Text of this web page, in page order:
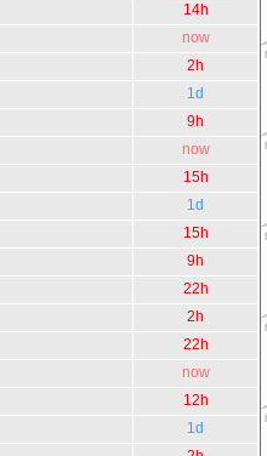
14h
now
2h
1d
9h
now
15h
1d
15h
9h
22h
2h
22h
now
12h
1d